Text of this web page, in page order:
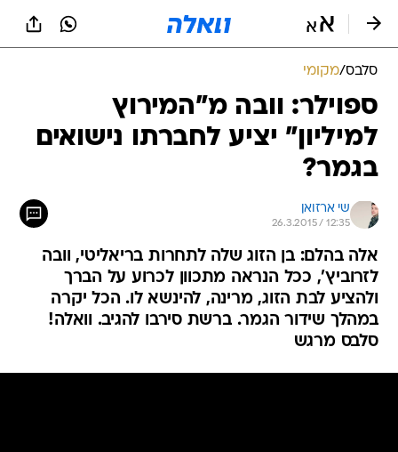
סלבס/מקומי
ספוילר: וובה מ"המירוץ
למיליון" יציע לחברתו נישואים
בגמר?
שי ארזואן
26.3.2015 / 12:35
אלה בהלם: בן הזוג שלה לתחרות בריאליטי, וובה
לזרוביץ', ככל הנראה מתכוון לכרוע על הברך
ולהציע לבת הזוג, מרינה, להינשא לו. הכל יקרה
במהלך שידור הגמר. ברשת סירבו להגיב. וואלה!
סלבס מרגש